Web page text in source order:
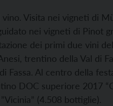
Visita nei vigneti di
nei vigneti di Pinot
dei primi due vini
trentino della Val di
Fassa. Al centro della
DOC superiore 2017
(4.508 bottiglie).